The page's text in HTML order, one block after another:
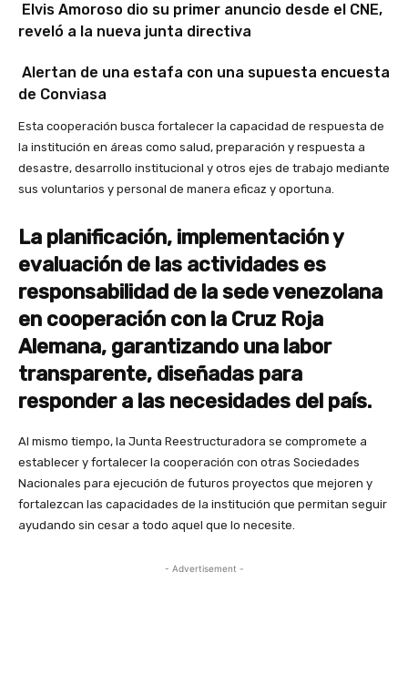
Elvis Amoroso dio su primer anuncio desde el CNE,
reveló a la nueva junta directiva
Alertan de una estafa con una supuesta encuesta
de Conviasa
Esta cooperación busca fortalecer la capacidad de respuesta de
la institución en áreas como salud, preparación y respuesta a
desastre, desarrollo institucional y otros ejes de trabajo mediante
sus voluntarios y personal de manera eficaz y oportuna.
La planificación, implementación y
evaluación de las actividades es
responsabilidad de la sede venezolana
en cooperación con la Cruz Roja
Alemana, garantizando una labor
transparente, diseñadas para
responder a las necesidades del país.
Al mismo tiempo, la Junta Reestructuradora se compromete a
establecer y fortalecer la cooperación con otras Sociedades
Nacionales para ejecución de futuros proyectos que mejoren y
fortalezcan las capacidades de la institución que permitan seguir
ayudando sin cesar a todo aquel que lo necesite.
- Advertisement -